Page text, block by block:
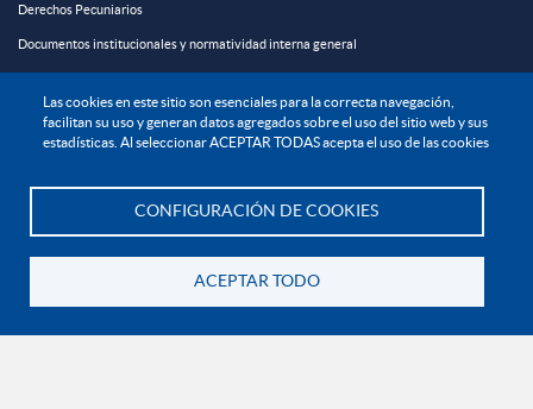
Las cookies en este sitio son esenciales para la correcta navegación,
facilitan su uso y generan datos agregados sobre el uso del sitio web y sus
estadísticas. Al seleccionar ACEPTAR TODAS acepta el uso de las cookies
CONFIGURACIÓN DE COOKIES
ACEPTAR TODO
Derechos Pecuniarios
Documentos institucionales y normatividad interna general
Política de bienestar universitario
EXPLORA